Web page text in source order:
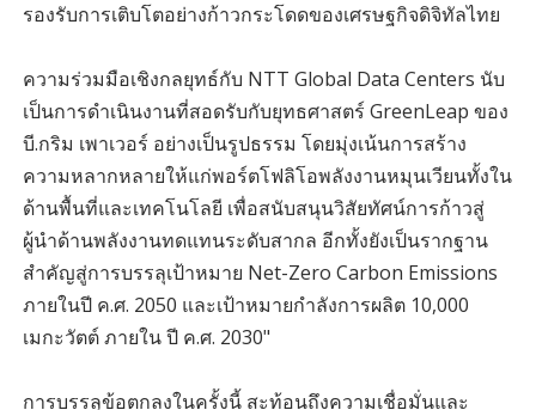
รองรับการเติบโตอย่างก้าวกระโดดของเศรษฐกิจดิจิทัลไทย
ความร่วมมือเชิงกลยุทธ์กับ NTT Global Data Centers นับ
เป็นการดำเนินงานที่สอดรับกับยุทธศาสตร์ GreenLeap ของ
บี.กริม เพาเวอร์ อย่างเป็นรูปธรรม โดยมุ่งเน้นการสร้าง
ความหลากหลายให้แก่พอร์ตโฟลิโอพลังงานหมุนเวียนทั้งใน
ด้านพื้นที่และเทคโนโลยี เพื่อสนับสนุนวิสัยทัศน์การก้าวสู่
ผู้นำด้านพลังงานทดแทนระดับสากล อีกทั้งยังเป็นรากฐาน
สำคัญสู่การบรรลุเป้าหมาย Net-Zero Carbon Emissions
ภายในปี ค.ศ. 2050 และเป้าหมายกำลังการผลิต 10,000
เมกะวัตต์ ภายใน ปี ค.ศ. 2030"
การบรรลุข้อตกลงในครั้งนี้ สะท้อนถึงความเชื่อมั่นและ